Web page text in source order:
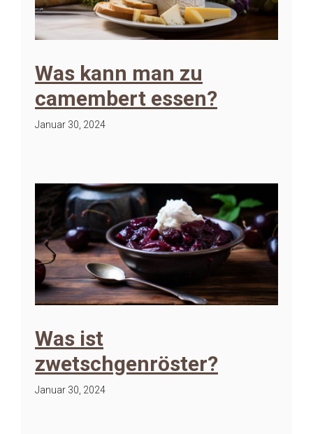
Was kann man zu
camembert essen?
Januar 30, 2024
Was ist
zwetschgenröster?
Januar 30, 2024